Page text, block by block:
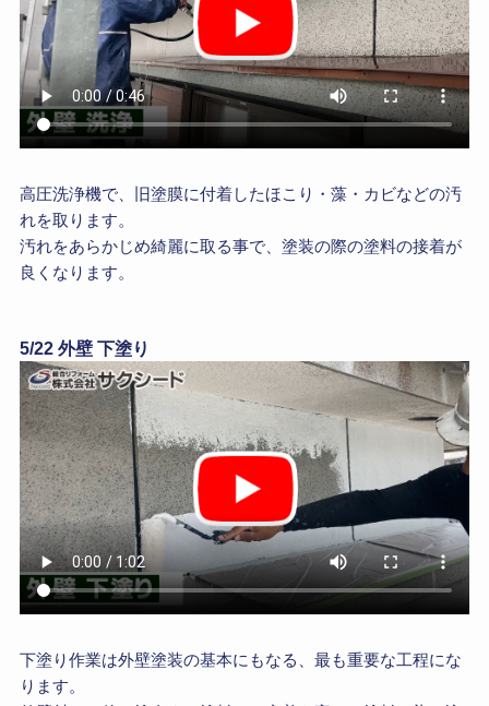
高圧洗浄機で、旧塗膜に付着したほこり・藻・カビなどの汚
れを取ります。
汚れをあらかじめ綺麗に取る事で、塗装の際の塗料の接着が
良くなります。
5/22 外壁 下塗り
下塗り作業は外壁塗装の基本にもなる、最も重要な工程にな
ります。